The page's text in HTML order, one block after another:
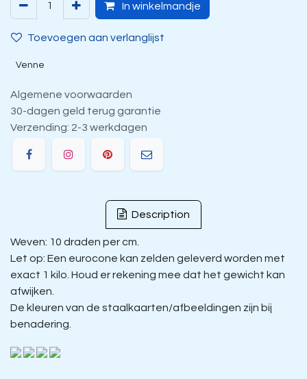
In winkelmandje
Toevoegen aan verlanglijst
Venne
Algemene voorwaarden
30-dagen geld terug garantie
Verzending: 2-3 werkdagen
Description
Weven: 10 draden per cm.
Let op: Een eurocone kan zelden geleverd worden met
exact 1 kilo. Houd er rekening mee dat het gewicht kan
afwijken.
De kleuren van de staalkaarten/afbeeldingen zijn bij
benadering.